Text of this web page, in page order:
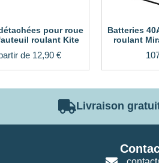
pour roue
roulant Kite
de 12,90 €
Batteries
roulant
Livraison